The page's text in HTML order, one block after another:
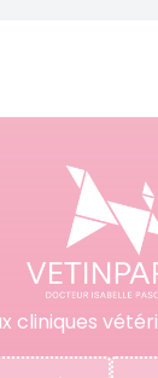
cliniques